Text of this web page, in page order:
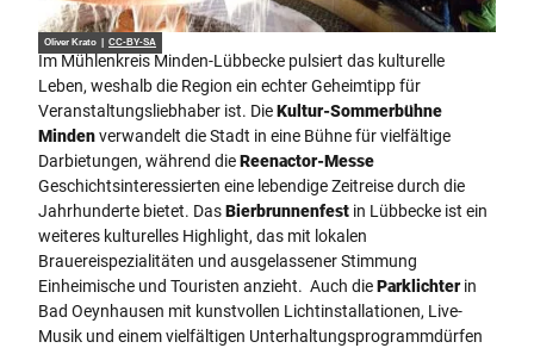
Oliver Krato | CC-BY-SA
Im Mühlenkreis Minden-Lübbecke pulsiert das kulturelle
Leben, weshalb die Region ein echter Geheimtipp für
Veranstaltungsliebhaber ist. DieKultur-Sommerbühne
Mindenverwandelt die Stadt in eine Bühne für vielfältige
Darbietungen, während dieReenactor-Messe
Geschichtsinteressierten eine lebendige Zeitreise durch die
Jahrhunderte bietet. DasBierbrunnenfest in Lübbecke ist ein
weiteres kulturelles Highlight, das mit lokalen
Brauereispezialitäten und ausgelassener Stimmung
Einheimische und Touristen anzieht. Auch dieParklichterin
Bad Oeynhausen mit kunstvollen Lichtinstallationen, Live-
Musik und einem vielfältigen Unterhaltungsprogrammdürfen